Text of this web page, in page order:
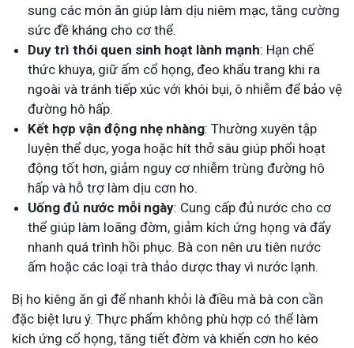
sung các món ăn giúp làm dịu niêm mạc, tăng cường
sức đề kháng cho cơ thể.
Duy trì thói quen sinh hoạt lành mạnh: Hạn chế
thức khuya, giữ ấm cổ họng, đeo khẩu trang khi ra
ngoài và tránh tiếp xúc với khói bụi, ô nhiễm để bảo vệ
đường hô hấp.
Kết hợp vận động nhẹ nhàng: Thường xuyên tập
luyện thể dục, yoga hoặc hít thở sâu giúp phổi hoạt
động tốt hơn, giảm nguy cơ nhiễm trùng đường hô
hấp và hỗ trợ làm dịu cơn ho.
Uống đủ nước mỗi ngày: Cung cấp đủ nước cho cơ
thể giúp làm loãng đờm, giảm kích ứng họng và đẩy
nhanh quá trình hồi phục. Bà con nên ưu tiên nước
ấm hoặc các loại trà thảo dược thay vì nước lạnh.
Bị ho kiêng ăn gì để nhanh khỏi là điều mà bà con cần
đặc biệt lưu ý. Thực phẩm không phù hợp có thể làm
kích ứng cổ họng, tăng tiết đờm và khiến cơn ho kéo